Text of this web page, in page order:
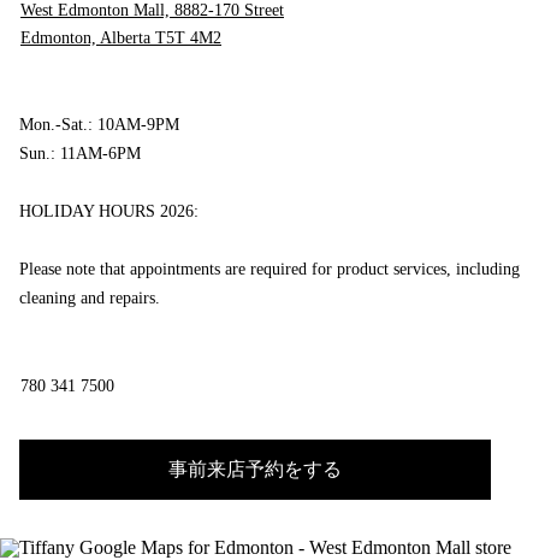
West Edmonton Mall, 8882-170 Street
Edmonton, Alberta T5T 4M2
Mon.-Sat.: 10AM-9PM
Sun.: 11AM-6PM
HOLIDAY HOURS 2026:
Please note that appointments are required for product services, including
cleaning and repairs.
780 341 7500
事前来店予約をする